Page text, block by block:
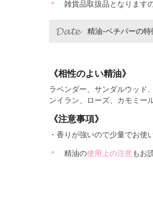
雑貨品取扱品となります
精油-ベチバーの特
《相性のよい精油》
ラベンダー、サンダルウッド
ンイラン、ローズ、カモミー
《注意事項》
・香りが強いので少量でお使
精油の使用上の注意 もお